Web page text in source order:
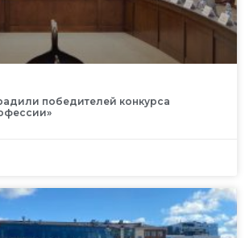
победителей конкурса